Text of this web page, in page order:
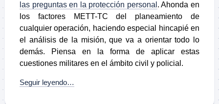
las preguntas en la protección personal . Ahonda en
los factores METT-TC del planeamiento de
cualquier operación, haciendo especial hincapié en
el análisis de la misión, que va a orientar todo lo
demás. Piensa en la forma de aplicar estas
cuestiones militares en el ámbito civil y policial.
Seguir leyendo…